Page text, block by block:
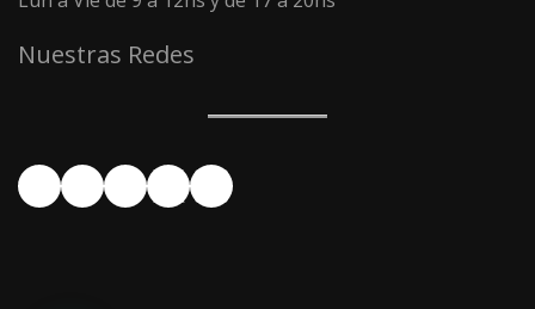
Nuestras Redes
Facebook
YouTube
Instagram
X LinkedIn